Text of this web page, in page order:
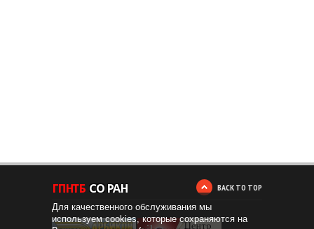
BACK TO TOP
Для качественного обслуживания мы
используем cookies, которые сохраняются на